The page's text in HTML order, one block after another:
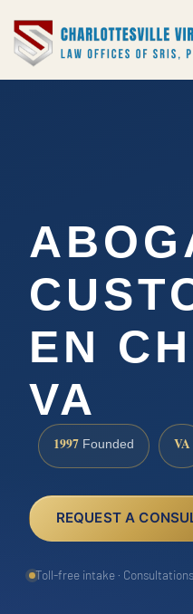
EN
VA
1997 Founded VA
REQUEST A
Toll-free intake ·